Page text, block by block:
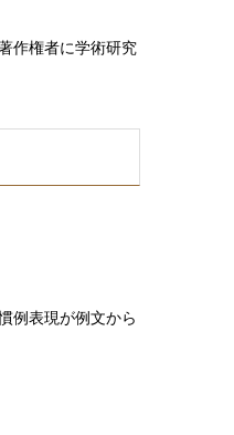
作権者に学術研究
例表現が例文から